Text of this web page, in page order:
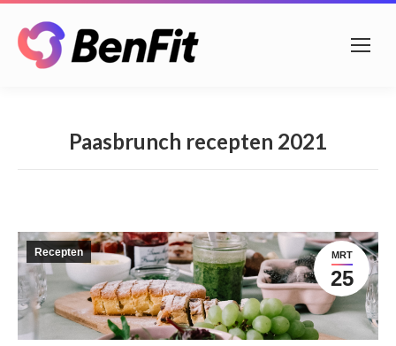
Paasbrunch recepten 2021
MRT
25
Recepten